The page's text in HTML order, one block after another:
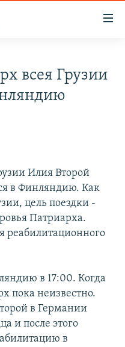
всея Грузии
Илия Второй
в Финляндию. Как
цель поездки -
Патриарха.
реабилитационного
в 17:00. Когда
пока неизвестно.
в Германии
и после этого
в